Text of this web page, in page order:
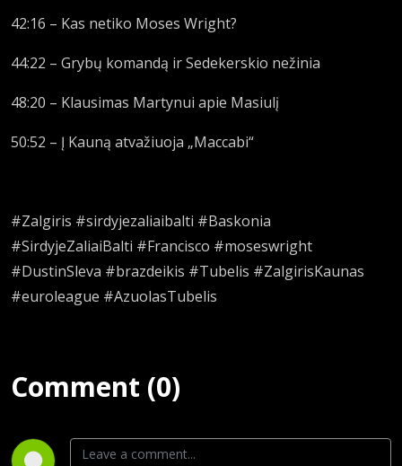
42:16 – Kas netiko Moses Wright?
44:22 – Grybų komandą ir Sedekerskio nežinia
48:20 – Klausimas Martynui apie Masiulį
50:52 – Į Kauną atvažiuoja „Maccabi“
#Zalgiris #sirdyjezaliaibalti #Baskonia
#SirdyjeZaliaiBalti #Francisco #moseswright
#DustinSleva #brazdeikis #Tubelis #ZalgirisKaunas
#euroleague #AzuolasTubelis
Comment (0)